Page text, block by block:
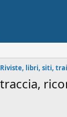
Riviste, libri, siti,